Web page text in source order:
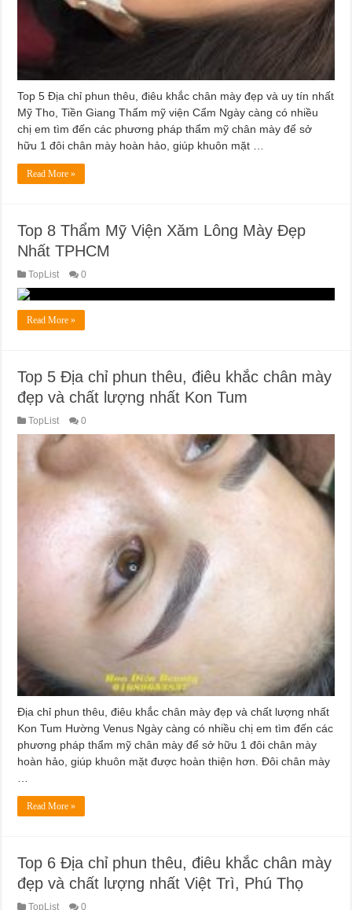
Top 5 Địa chỉ phun thêu, điêu khắc chân mày đẹp và uy tín nhất
Mỹ Tho, Tiền Giang Thẩm mỹ viện Cẩm Ngày càng có nhiều
chị em tìm đến các phương pháp thẩm mỹ chân mày để sở
hữu 1 đôi chân mày hoàn hảo, giúp khuôn mặt …
Read More »
Top 8 Thẩm Mỹ Viện Xăm Lông Mày Đẹp
Nhất TPHCM
TopList 0
Read More »
Top 5 Địa chỉ phun thêu, điêu khắc chân mày
đẹp và chất lượng nhất Kon Tum
TopList 0
Địa chỉ phun thêu, điêu khắc chân mày đẹp và chất lượng nhất
Kon Tum Hường Venus Ngày càng có nhiều chị em tìm đến các
phương pháp thẩm mỹ chân mày để sở hữu 1 đôi chân mày
hoàn hảo, giúp khuôn mặt được hoàn thiện hơn. Đôi chân mày
Read More »
Top 6 Địa chỉ phun thêu, điêu khắc chân mày
đẹp và chất lượng nhất Việt Trì, Phú Thọ
TopList 0